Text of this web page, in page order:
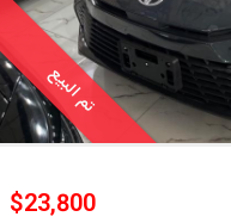
تم البيع
$23,800